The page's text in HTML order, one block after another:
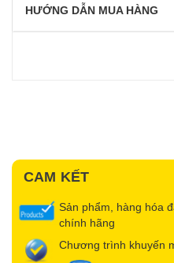
HƯỚNG DẪN MUA HÀNG
CAM KẾT
Sản phẩm, hàng hóa
chính hãng
Chương trình khuyến